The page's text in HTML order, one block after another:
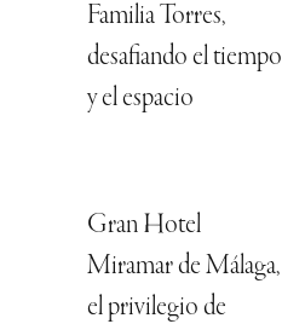
Familia Torres,
desafiando el tiempo
y el espacio
Gran Hotel
Miramar de Málaga,
el privilegio de